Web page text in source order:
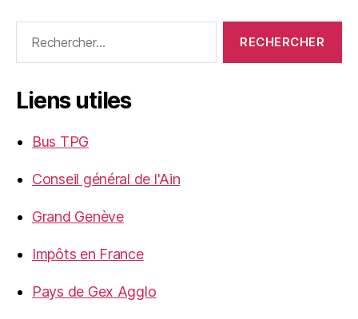
Liens utiles
Bus TPG
Conseil général de l'Ain
Grand Genève
Impôts en France
Pays de Gex Agglo